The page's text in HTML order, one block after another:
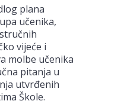
plana
učenika,
vijeće i
molbe učenika
pitanja u
utvrđenih
Škole.